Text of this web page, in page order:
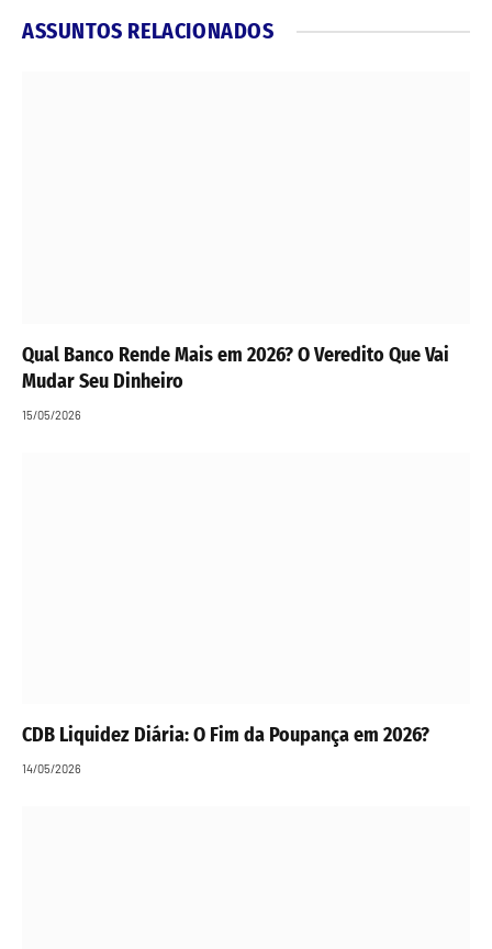
ASSUNTOS RELACIONADOS
Qual Banco Rende Mais em 2026? O Veredito Que Vai
Mudar Seu Dinheiro
15/05/2026
CDB Liquidez Diária: O Fim da Poupança em 2026?
14/05/2026